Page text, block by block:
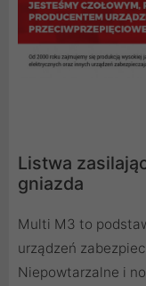
Listwa
gniazda
Multi M3 to
urządzeń
Niepowtarzalne i